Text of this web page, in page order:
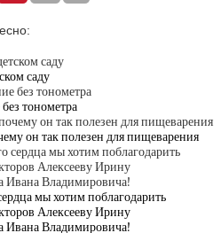
саду
тонометра
он так полезен для пищеварения
мы хотим поблагодарить
Алексееву Ирину
Ивана Владимировича!